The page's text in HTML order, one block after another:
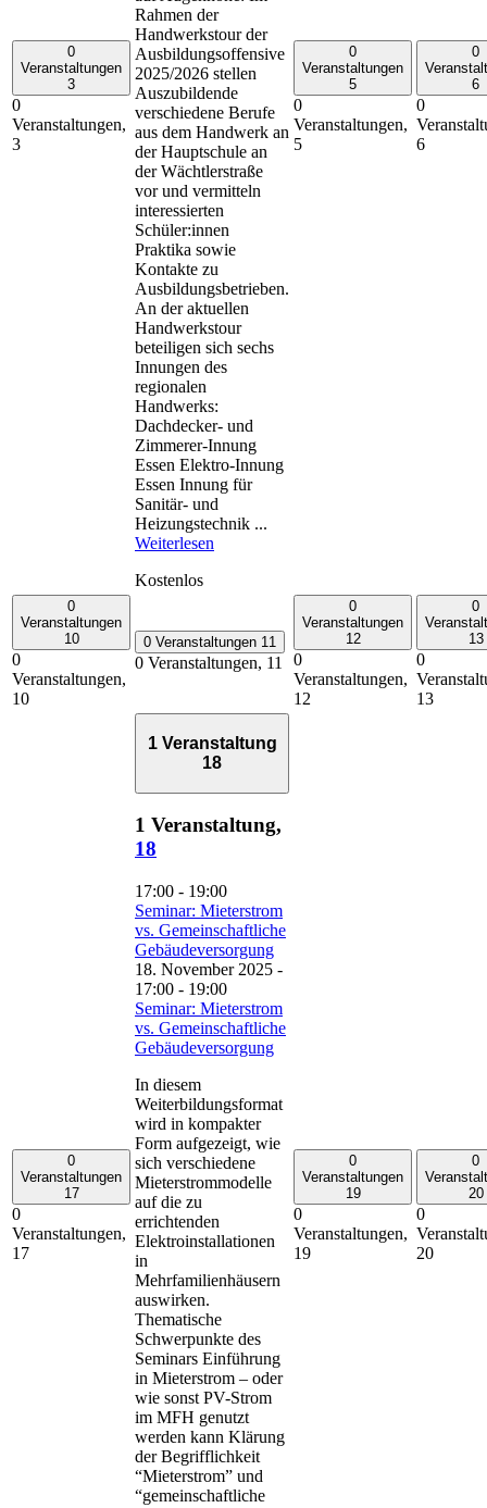
0
Veranstaltungen
3
0
Veranstaltungen,
3
Rahmen der
Handwerkstour der
Ausbildungsoffensive
2025/2026 stellen
Auszubildende
verschiedene Berufe
aus dem Handwerk an
der Hauptschule an
der Wächtlerstraße
vor und vermitteln
interessierten
Schüler:innen
Praktika sowie
Kontakte zu
Ausbildungsbetrieben.
An der aktuellen
Handwerkstour
beteiligen sich sechs
Innungen des
regionalen
Handwerks:
Dachdecker- und
Zimmerer-Innung
Essen Elektro-Innung
Essen Innung für
Sanitär- und
Heizungstechnik ...
Weiterlesen
Kostenlos
0
Veranstaltungen
5
0
Veranstaltungen,
5
0
6
0
6
0
Veranstaltungen
10
0
Veranstaltungen,
10
0 Veranstaltungen 11
0 Veranstaltungen, 11
0
Veranstaltungen
12
0
Veranstaltungen,
12
0
13
0
13
0
Veranstaltungen
17
0
Veranstaltungen,
17
1 Veranstaltung
18
1 Veranstaltung,
18
17:00 - 19:00
Seminar: Mieterstrom
vs. Gemeinschaftliche
Gebäudeversorgung
18. November 2025 -
17:00 - 19:00
Seminar: Mieterstrom
vs. Gemeinschaftliche
Gebäudeversorgung
In diesem
Weiterbildungsformat
wird in kompakter
Form aufgezeigt, wie
sich verschiedene
Mieterstrommodelle
auf die zu
errichtenden
Elektroinstallationen
in
Mehrfamilienhäusern
auswirken.
Thematische
Schwerpunkte des
Seminars Einführung
in Mieterstrom – oder
wie sonst PV-Strom
im MFH genutzt
werden kann Klärung
der Begrifflichkeit
“Mieterstrom” und
“gemeinschaftliche
0
Veranstaltungen
19
0
Veranstaltungen,
19
0
20
0
20